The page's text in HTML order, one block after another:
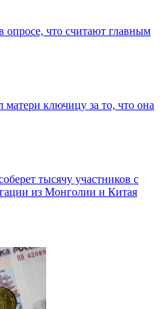
опросе, что считают главным
ключицу за то, что она
тысячу участников с
из Монголии и Китая